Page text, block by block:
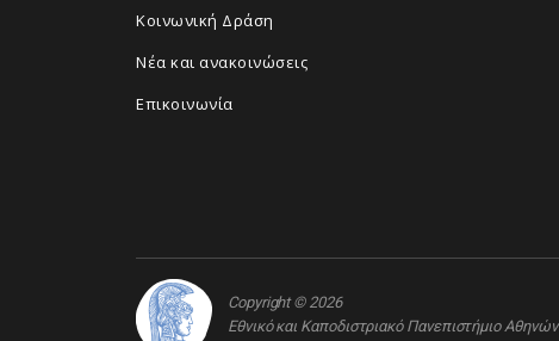
Κοινωνική Δράση
Νέα και ανακοινώσεις
Επικοινωνία
Copyright © 2026
Εθνικό και Καποδιστριακό Πανεπιστήμιο Αθηνών